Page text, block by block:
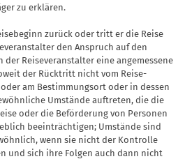
zu erklären.
zurück oder tritt er die Reise
den Anspruch auf den
der Reiseveranstalter eine angemessene
der Rücktritt nicht vom Reise­
am Bestimmungsort oder in dessen
Umstände auftreten, die die
oder die Beförderung von Per­sonen
beeinträchtigen; Umstände sind
wenn sie nicht der Kontrolle
und sich ihre Folgen auch dann nicht